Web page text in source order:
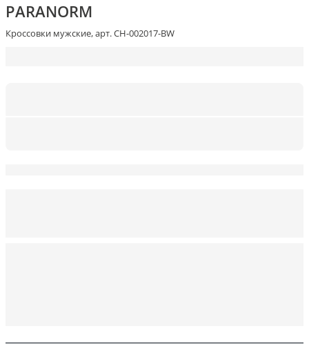
PARANORM
Кроссовки мужские, арт. CH-002017-BW